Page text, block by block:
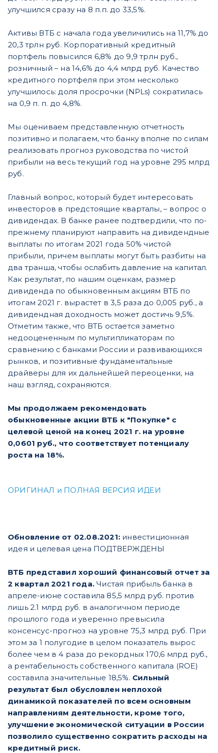
улучшился сразу на 8 п.п. до 33,5%.
Активы ВТБ с начала года увеличились на 11,7% до
20,3 трлн руб. Корпоративный кредитный
портфель повысился 6,8% до 9,9 трлн руб.,
розничный – на 14,6% до 4,4 млрд руб. Качество
кредитного портфеля при этом несколько
улучшилось: доля просрочки (NPLs) сократилась
на 0,9 п. п. до 4,8%.
Мы оцениваем представленную отчетность
позитивно и полагаем, что банку вполне по силам
реализовать прогноз руководства по чистой
прибыли на весь текущий год на уровне 295 млрд
руб.
Главный вопрос, который будет интересовать
инвесторов в предстоящие кварталы, – вопрос о
дивидендах. В банке ранее подтвердили, что по-
прежнему планируют направить на дивидендные
выплаты по итогам 2021 года 50% чистой
прибыли, причем выплаты могут быть разбиты на
два транша, чтобы ослабить давление на капитал.
Как результат, по нашим оценкам, размер
дивиденда по обыкновенным акциям ВТБ по
итогам 2021 г. вырастет в 3,5 раза до 0,005 руб., а
дивидендная доходность может достичь 9,5%.
Отметим также, что ВТБ остается заметно
недооцененным по мультипликаторам по
сравнению с банками России и развивающихся
рынков, и позитивные фундаментальные
драйверы для их дальнейшей переоценки, на
наш взгляд, сохраняются.
Мы продолжаем рекомендовать
обыкновенные акции ВТБ к "Покупке" с
целевой ценой на конец 2021 г. на уровне
0,0601 руб., что соответствует потенциалу
роста на 18%.
ОРИГИНАЛ и ПОЛНАЯ ВЕРСИЯ ИДЕИ
Обновление от 02.08.2021: инвестиционная
идея и целевая цена ПОДТВЕРЖДЕНЫ
ВТБ представил хороший финансовый отчет за
2 квартал 2021 года. Чистая прибыль банка в
апреле-июне составила 85,5 млрд руб. против
лишь 2.1 млрд руб. в аналогичном периоде
прошлого года и уверенно превысила
консенсус-прогноз на уровне 75,3 млрд руб. При
этом за 1 полугодие в целом показатель вырос
более чем в 4 раза до рекордных 170,6 млрд руб.,
а рентабельность собственного капитала (ROE)
составила значительные 18,5%. Сильный
результат был обусловлен неплохой
динамикой показателей по всем основным
направлениям деятельности, кроме того,
улучшение экономической ситуации в России
позволило существенно сократить расходы на
кредитный риск.